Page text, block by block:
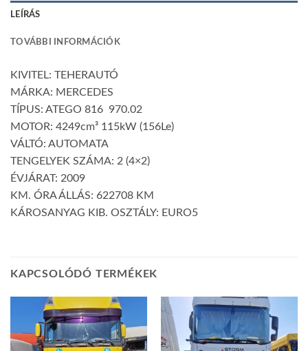
LEÍRÁS
TOVÁBBI INFORMÁCIÓK
KIVITEL: TEHERAUTÓ
MÁRKA: MERCEDES
TÍPUS: ATEGO 816 970.02
MOTOR: 4249cm³ 115kW (156Le)
VÁLTÓ: AUTOMATA
TENGELYEK SZÁMA: 2 (4×2)
ÉVJÁRAT: 2009
KM. ÓRA ÁLLÁS: 622708 KM
KÁROSANYAG KIB. OSZTÁLY: EURO5
KAPCSOLÓDÓ TERMÉKEK